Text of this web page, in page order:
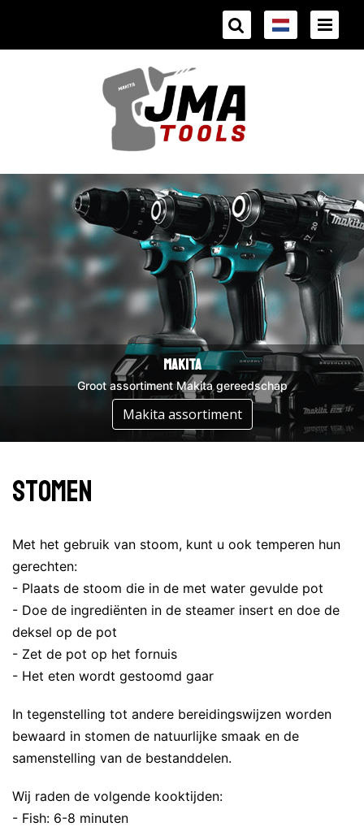
Makita
Groot assortiment Makita gereedschap
Makita assortiment
DeWalt
Groot assortiment DeWalt gereedschap
Assortiment DeWalt
Stomen
Met het gebruik van stoom, kunt u ook temperen hun
gerechten:
- Plaats de stoom die in de met water gevulde pot
- Doe de ingrediënten in de steamer insert en doe de
deksel op de pot
- Zet de pot op het fornuis
- Het eten wordt gestoomd gaar
In tegenstelling tot andere bereidingswijzen worden
bewaard in stomen de natuurlijke smaak en de
samenstelling van de bestanddelen.
Wij raden de volgende kooktijden:
- Fish: 6-8 minuten